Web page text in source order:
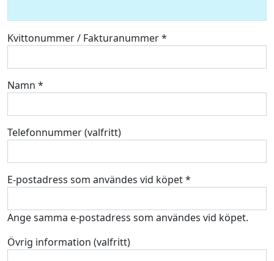
Kvittonummer / Fakturanummer *
Namn *
Telefonnummer (valfritt)
E-postadress som användes vid köpet *
Ange samma e-postadress som användes vid köpet.
Övrig information (valfritt)